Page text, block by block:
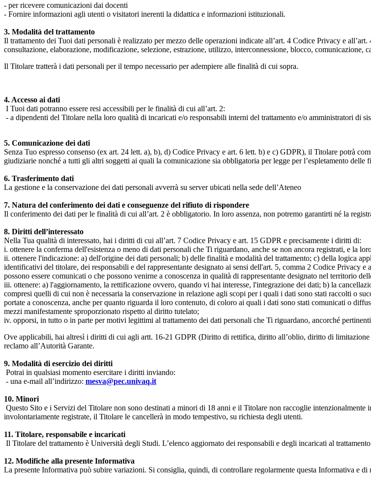
- per ricevere comunicazioni dai docenti
- Fornire informazioni agli utenti o visitatori inerenti la didattica e informazioni istituzionali.
3. Modalità del trattamento
Il trattamento dei Tuoi dati personali è realizzato per mezzo delle operazioni indicate all’art. 4 Codice Privacy e
consultazione, elaborazione, modificazione, selezione, estrazione, utilizzo, interconnessione, blocco, comunicazione,
Il Titolare tratterà i dati personali per il tempo necessario per adempiere alle finalità di cui sopra.
4. Accesso ai dati
I Tuoi dati potranno essere resi accessibili per le finalità di cui all’art. 2:
- a dipendenti del Titolare nella loro qualità di incaricati e/o responsabili interni del trattamento e/o amministratori di
5. Comunicazione dei dati
Senza Tuo espresso consenso (ex art. 24 lett. a), b), d) Codice Privacy e art. 6 lett. b) e c) GDPR), il Titolare potrà
giudiziarie nonché a tutti gli altri soggetti ai quali la comunicazione sia obbligatoria per legge per l’espletamento
6. Trasferimento dati
La gestione e la conservazione dei dati personali avverrà su server ubicati nella sede dell’Ateneo
7. Natura del conferimento dei dati e conseguenze del rifiuto di rispondere
Il conferimento dei dati per le finalità di cui all’art. 2 è obbligatorio. In loro assenza, non potremo garantirti né la
8. Diritti dell’interessato
Nella Tua qualità di interessato, hai i diritti di cui all’art. 7 Codice Privacy e art. 15 GDPR e precisamente i diritti di:
i. ottenere la conferma dell'esistenza o meno di dati personali che Ti riguardano, anche se non ancora registrati, e la
ii. ottenere l'indicazione: a) dell'origine dei dati personali; b) delle finalità e modalità del trattamento; c) della logica
identificativi del titolare, dei responsabili e del rappresentante designato ai sensi dell'art. 5, comma 2 Codice Privacy
possono essere comunicati o che possono venirne a conoscenza in qualità di rappresentante designato nel territorio
iii. ottenere: a) l'aggiornamento, la rettificazione ovvero, quando vi hai interesse, l'integrazione dei dati; b) la
compresi quelli di cui non è necessaria la conservazione in relazione agli scopi per i quali i dati sono stati raccolti o
portate a conoscenza, anche per quanto riguarda il loro contenuto, di coloro ai quali i dati sono stati comunicati o
mezzi manifestamente sproporzionato rispetto al diritto tutelato;
iv. opporsi, in tutto o in parte per motivi legittimi al trattamento dei dati personali che Ti riguardano, ancorché
Ove applicabili, hai altresì i diritti di cui agli artt. 16-21 GDPR (Diritto di rettifica, diritto all’oblio, diritto di
reclamo all’Autorità Garante.
9. Modalità di esercizio dei diritti
Potrai in qualsiasi momento esercitare i diritti inviando:
- una e-mail all’indirizzo: mesva@pec.univaq.it
10. Minori
Questo Sito e i Servizi del Titolare non sono destinati a minori di 18 anni e il Titolare non raccoglie
involontariamente registrate, il Titolare le cancellerà in modo tempestivo, su richiesta degli utenti.
11. Titolare, responsabile e incaricati
Il Titolare del trattamento è Università degli Studi. L’elenco aggiornato dei responsabili e degli incaricati al
12. Modifiche alla presente Informativa
La presente Informativa può subire variazioni. Si consiglia, quindi, di controllare regolarmente questa Informativa e